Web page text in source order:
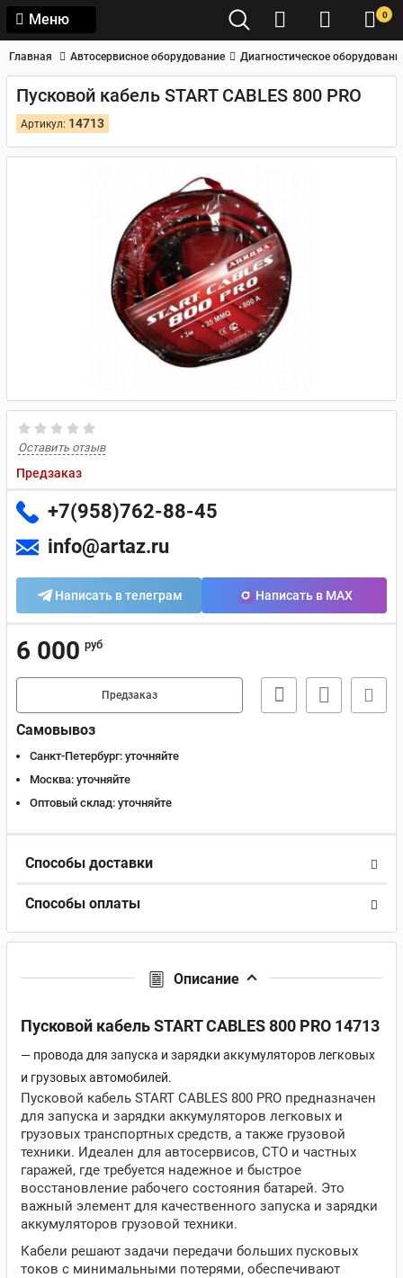
Меню 0
Главная Автосервисное оборудование Диагностическое
Пусковой кабель START CABLES 800 PRO
Артикул: 14713
Оставить отзыв
Предзаказ
+7(958)762-88-45
info@artaz.ru
Написать в телеграм Написать в MAX
6 000 руб
Предзаказ
Самовывоз
Санкт-Петербург: уточняйте
Москва: уточняйте
Оптовый склад: уточняйте
Способы доставки
Способы оплаты
Описание
Пусковой кабель START CABLES 800 PRO 14713
— провода для запуска и зарядки аккумуляторов легковых
и грузовых автомобилей.
Пусковой кабель START CABLES 800 PRO предназначен
для запуска и зарядки аккумуляторов легковых и
грузовых транспортных средств, а также грузовой
техники. Идеален для автосервисов, СТО и частных
гаражей, где требуется надежное и быстрое
восстановление рабочего состояния батарей. Это
важный элемент для качественного запуска и зарядки
аккумуляторов грузовой техники.
Кабели решают задачи передачи больших пусковых
токов с минимальными потерями, обеспечивают